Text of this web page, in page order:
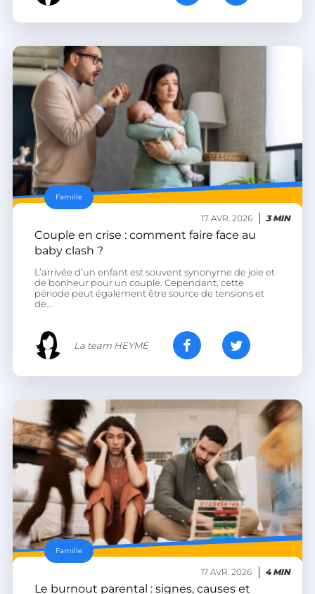
17 AVR. 2026 3 MIN
Famille
Couple en crise : comment faire face au
baby clash ?
L’arrivée d’un enfant est souvent synonyme de joie et
de bonheur pour un couple. Cependant, cette
période peut également être source de tensions et
de...
La team HEYME
17 AVR. 2026 4 MIN
Famille
Le burnout parental : signes, causes et